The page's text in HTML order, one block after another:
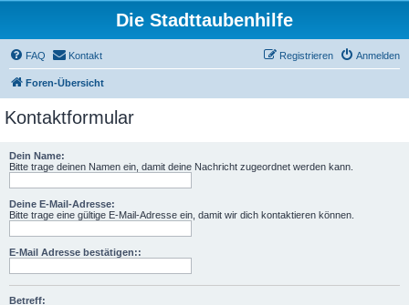
Die Stadttaubenhilfe
FAQ Kontakt Anmelden
Registrieren
Foren-Übersicht
Kontaktformular
Dein Name:
Bitte trage deinen Namen ein, damit deine Nachricht zugeordnet werden kann.
Deine E-Mail-Adresse:
Bitte trage eine gültige E-Mail-Adresse ein, damit wir dich kontaktieren können.
E-Mail Adresse bestätigen::
Betreff: